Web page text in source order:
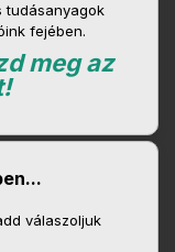
tudásanyagok
fejében.
meg az
válaszoljuk